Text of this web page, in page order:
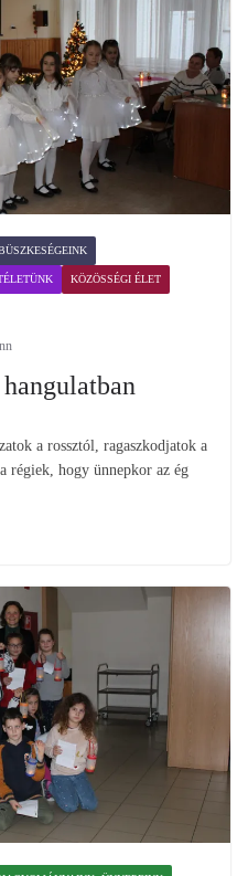
KÖZÖSSÉGI ÉLET
a rossztól, ragaszkodjatok a
régiek, hogy ünnepkor az ég